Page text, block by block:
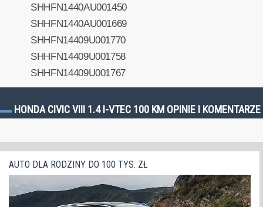
SHHFN1440AU001450
SHHFN1440AU001669
SHHFN14409U001770
SHHFN14409U001758
SHHFN14409U001767
HONDA CIVIC VIII 1.4 I-VTEC 100 KM OPINIE I KOMENTARZE
AUTO DLA RODZINY DO 100 TYS. ZŁ